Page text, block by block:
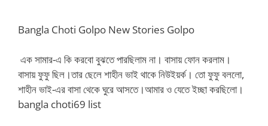
Bangla Choti Golpo New Stories Golpo
এক সামার-এ কি করবো বুঝতে পারছিলাম না। বাসায় ফোন করলাম।
বাসায় ফুফু ছিল।তার ছেলে শাহীন ভাই থাকে নিউইয়র্ক। তো ফুফু বললো,
শাহীন ভাই-এর বাসা থেকে ঘুরে আসতে।আমার ও যেতে ইচ্ছা করছিলো।
bangla choti69 list